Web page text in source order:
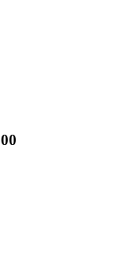
enz.